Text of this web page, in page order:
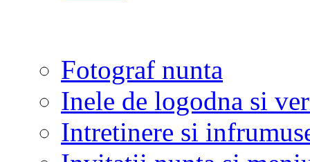
Fotograf nunta
Inele de logodna si
Intretinere si